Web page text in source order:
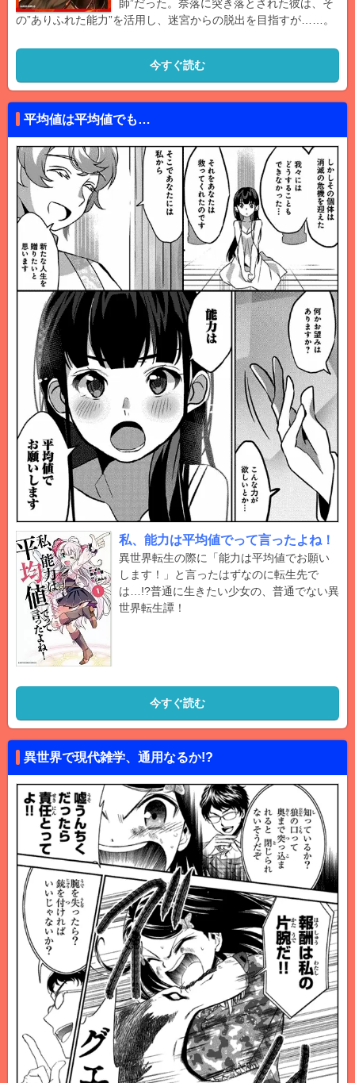
師”だった。奈落に突き落とされた彼は、そ
の”ありふれた能力”を活用し、迷宮からの脱出を目指すが……。
今すぐ読む
平均値は平均値でも…
私、能力は平均値でって言ったよね！
異世界転生の際に「能力は平均値でお願い
します！」と言ったはずなのに転生先で
は…!?普通に生きたい少女の、普通でない異
世界転生譚！
今すぐ読む
異世界で現代雑学、通用なるか!?